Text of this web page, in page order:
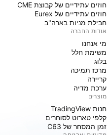
חוזים עתידיים של קבוצת CME
חוזים עתידיים של Eurex
חבילת מניות בארה"ב
אודות החברה
מי אנחנו
משימת חלל
בלוג
מרכז תמיכה
קריירה
ערכת מדיה
מוצרים
חנות TradingView
קלפי טארוט לסוחרים
זמן המסחר של C63